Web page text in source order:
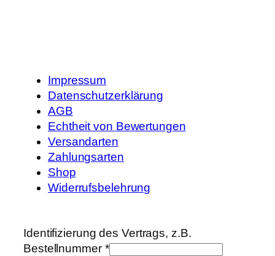
Impressum
Datenschutzerklärung
AGB
Echtheit von Bewertungen
Versandarten
Zahlungsarten
Shop
Widerrufsbelehrung
Identifizierung des Vertrags, z.B.
Bestellnummer *